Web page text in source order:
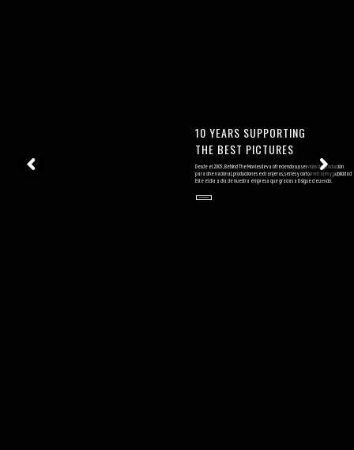
10 YEARS SUPPORTING
THE BEST PICTURES
Desde el 2005, Behind The Movies lleva ofreciendo sus servicios de producción
para cine nacional, producciones extranjeras, series y cortometrajes y publicidad
Este el día a día de nuestra empresa que gracias a ti sigue creciendo.
DESCARGAR PDF